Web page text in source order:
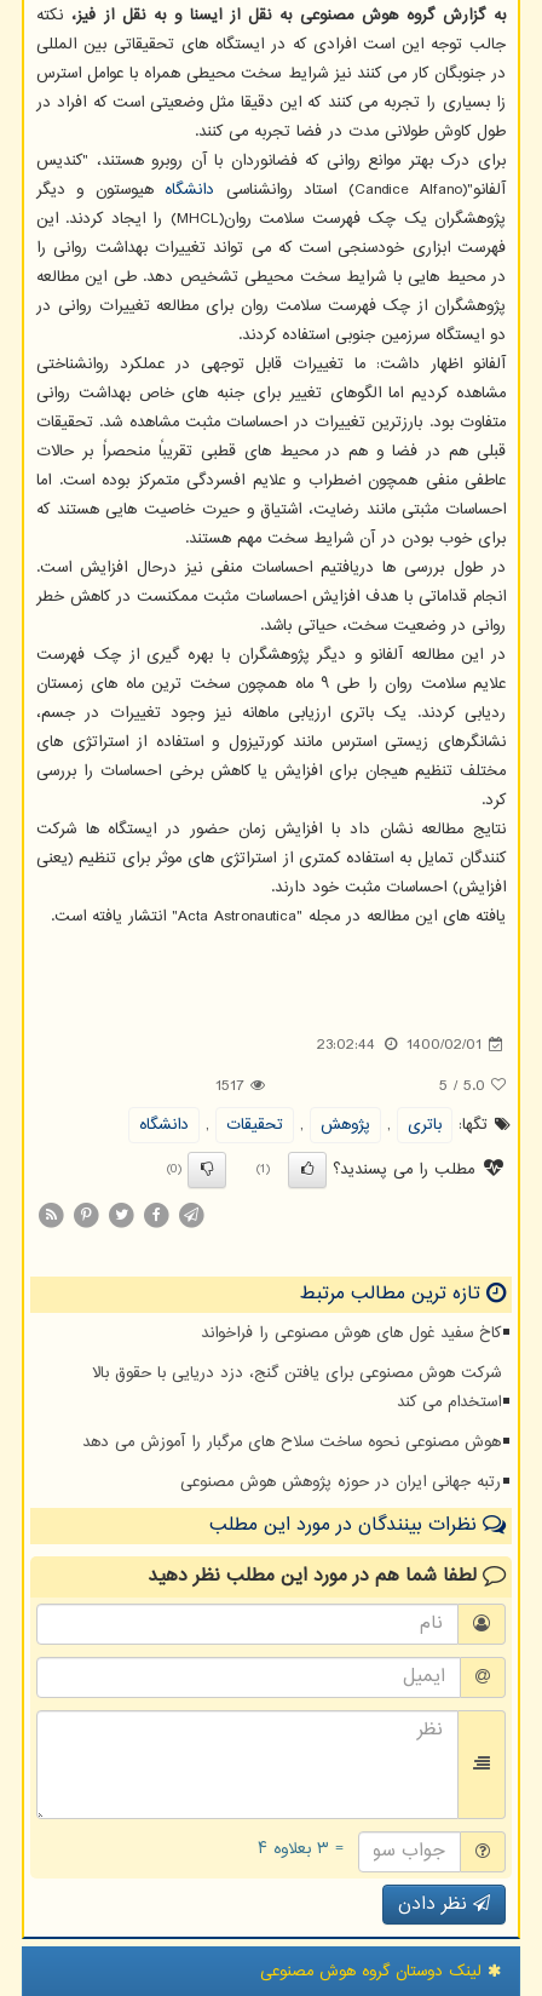
به گزارش گروه هوش مصنوعی به نقل از ایسنا و به نقل از فیز، نکته
جالب توجه این است افرادی که در ایستگاه های تحقیقاتی بین المللی
در جنوبگان کار می کنند نیز شرایط سخت محیطی همراه با عوامل استرس
زا بسیاری را تجربه می کنند که این دقیقا مثل وضعیتی است که افراد در
طول کاوش طولانی مدت در فضا تجربه می کنند.
برای درک بهتر موانع روانی که فضانوردان با آن روبرو هستند، "کندیس
آلفانو"(Candice Alfano) استاد روانشناسی
دانشگاه هیوستون و دیگر
پژوهشگران یک چک فهرست سلامت روان(MHCL) را ایجاد کردند. این
فهرست ابزاری خودسنجی است که می تواند تغییرات بهداشت روانی را
در محیط هایی با شرایط سخت محیطی تشخیص دهد. طی این مطالعه
پژوهشگران از چک فهرست سلامت روان برای مطالعه تغییرات روانی در
دو ایستگاه سرزمین جنوبی استفاده کردند.
آلفانو اظهار داشت: ما تغییرات قابل توجهی در عملکرد روانشناختی
مشاهده کردیم اما الگوهای تغییر برای جنبه های خاص بهداشت روانی
متفاوت بود. بارزترین تغییرات در احساسات مثبت مشاهده شد. تحقیقات
قبلی هم در فضا و هم در محیط های قطبی تقریباً منحصراً بر حالات
عاطفی منفی همچون اضطراب و علایم افسردگی متمرکز بوده است. اما
احساسات مثبتی مانند رضایت، اشتیاق و حیرت خاصیت هایی هستند که
برای خوب بودن در آن شرایط سخت مهم هستند.
در طول بررسی ها دریافتیم احساسات منفی نیز درحال افزایش است.
انجام قداماتی با هدف افزایش احساسات مثبت ممکنست در کاهش خطر
روانی در وضعیت سخت، حیاتی باشد.
در این مطالعه آلفانو و دیگر پژوهشگران با بهره گیری از چک فهرست
علایم سلامت روان را طی ۹ ماه همچون سخت ترین ماه های زمستان
ردیابی کردند. یک باتری ارزیابی ماهانه نیز وجود تغییرات در جسم،
نشانگرهای زیستی استرس مانند کورتیزول و استفاده از استراتژی های
مختلف تنظیم هیجان برای افزایش یا کاهش برخی احساسات را بررسی
کرد.
نتایج مطالعه نشان داد با افزایش زمان حضور در ایستگاه ها شرکت
کنندگان تمایل به استفاده کمتری از استراتژی های موثر برای تنظیم (یعنی
افزایش) احساسات مثبت خود دارند.
یافته های این مطالعه در مجله "Acta Astronautica" انتشار یافته است.
1400/02/01
23:02:44
5.0
/
5
1517
تگها:
باتری , پژوهش , تحقیقات ,
دانشگاه
مطلب را می پسندید؟
(1)
(0)
تازه ترین مطالب مرتبط
کاخ سفید غول های هوش مصنوعی را فراخواند
شرکت هوش مصنوعی برای یافتن گنج، دزد دریایی با حقوق بالا
استخدام می کند
هوش مصنوعی نحوه ساخت سلاح های مرگبار را آموزش می دهد
رتبه جهانی ایران در حوزه پژوهش هوش مصنوعی
نظرات بینندگان در مورد این مطلب
لطفا شما همدر مورد این مطلبنظر دهید
= ۳ بعلاوه ۴
نظر دادن
لینک دوستان گروه هوش مصنوعی